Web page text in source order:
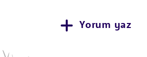
Yorum yaz